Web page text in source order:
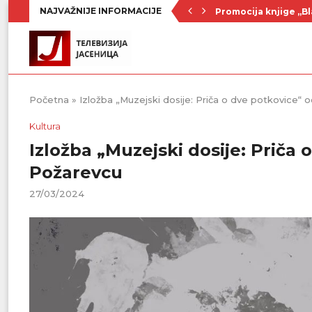
NAJVAŽNIJE INFORMACIJE Promocija knjige
Početna » Izložba „Muzejski dosije: Priča o dve potkovice“
Kultura
Izložba „Muzejski dosije: Priča
Požarevcu
27/03/2024